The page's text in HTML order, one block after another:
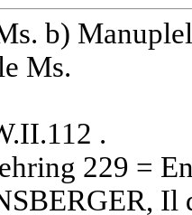
b)
Ms.
.
229 =
Il